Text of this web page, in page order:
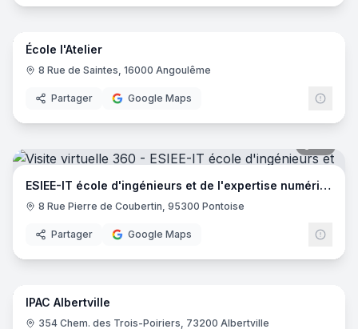
14
École l'Atelier
8 Rue de Saintes, 16000 Angoulême
Partager Google Maps
ESIEE-IT école d'ingénieurs et de l'expertise numérique
8 Rue Pierre de Coubertin, 95300 Pontoise
Partager Google Maps
23
IPAC Albertville
354 Chem. des Trois-Poiriers, 73200 Albertville